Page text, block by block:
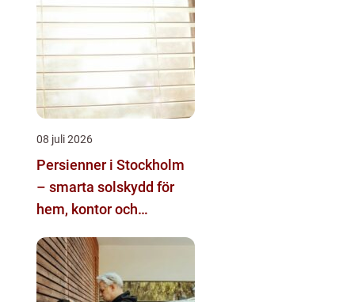
08 juli 2026
Persienner i Stockholm
– smarta solskydd för
hem, kontor och